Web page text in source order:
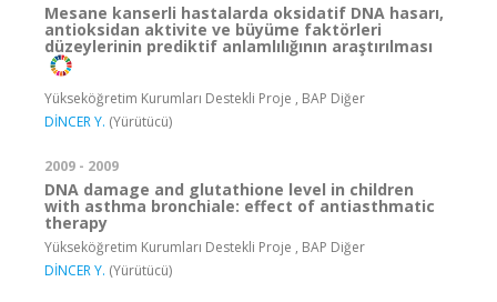
Mesane kanserli hastalarda oksidatif DNA hasarı,
antioksidan aktivite ve büyüme faktörleri
düzeylerinin prediktif anlamlılığının araştırılması
Yükseköğretim Kurumları Destekli Proje , BAP Diğer
DİNCER Y. (Yürütücü)
2009 - 2009
DNA damage and glutathione level in children
with asthma bronchiale: effect of antiasthmatic
therapy
Yükseköğretim Kurumları Destekli Proje , BAP Diğer
DİNCER Y. (Yürütücü)